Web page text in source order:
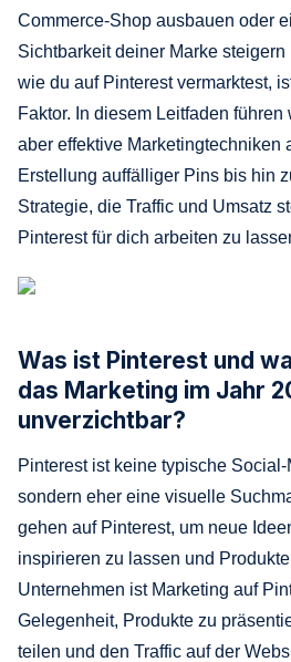
Commerce-Shop ausbauen oder
Sichtbarkeit deiner Marke
wie du auf Pinterest vermarktest,
Faktor. In diesem Leitfaden
aber effektive Marketingtechniken
Erstellung auffälliger Pins bis hin
Strategie, die Traffic und Umsatz
Pinterest für dich arbeiten zu
Was ist Pinterest und
das Marketing im Jahr
unverzichtbar?
Pinterest ist keine typische
sondern eher eine visuelle
gehen auf Pinterest, um neue
inspirieren zu lassen und
Unternehmen ist Marketing auf
Gelegenheit, Produkte zu
teilen und den Traffic auf der